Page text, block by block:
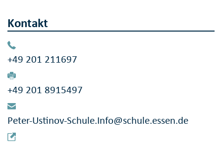
Kontakt
+49 201 211697
+49 201 8915497
Peter-Ustinov-Schule.Info@schule.essen.de